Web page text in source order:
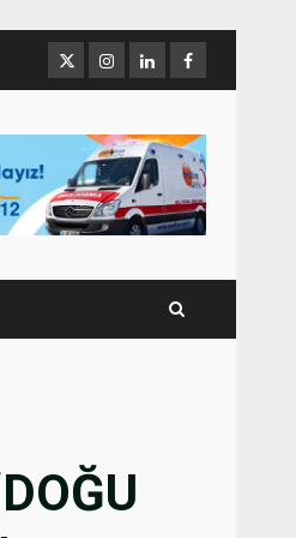
Twitterİnstagram
LinkedinFacebook